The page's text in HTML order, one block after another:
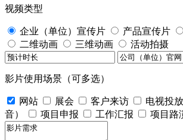
视频类型
企业（单位）宣传片 产品宣传片
二维动画
三维动画 活动拍摄
影片使用场景（可多选）
网站 展会 客户来访 电视投放
音）
项目申报 工作汇报 项目路